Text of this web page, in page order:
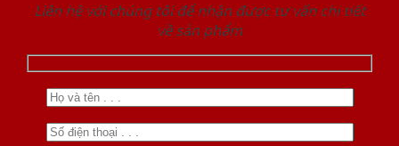
Liên hệ với chúng tôi để nhận được tư vấn chi tiết
về sản phẩm